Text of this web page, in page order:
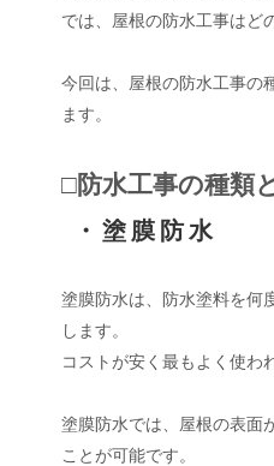
では、屋根の防水工事はど
今回は、屋根の防水工事の
ます。
□防水工事の種類
・塗膜防水
塗膜防水は、防水塗料を何
します。
コストが安く最もよく使わ
塗膜防水では、屋根の表面
ことが可能です。